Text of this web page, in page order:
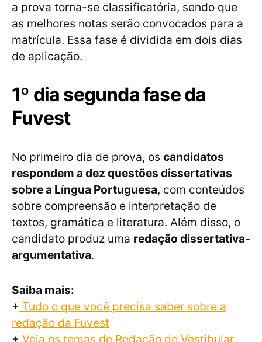
a prova torna-se classificatória, sendo que
as melhores notas serão convocados para a
matrícula. Essa fase é dividida em dois dias
de aplicação.
1º dia segunda fase da
Fuvest
No primeiro dia de prova, os candidatos
respondem a dez questões dissertativas
sobre a Língua Portuguesa, com conteúdos
sobre compreensão e interpretação de
textos, gramática e literatura. Além disso, o
candidato produz uma redação dissertativa-
argumentativa.
Saiba mais:
+ Tudo o que você precisa saber sobre a
redação da Fuvest